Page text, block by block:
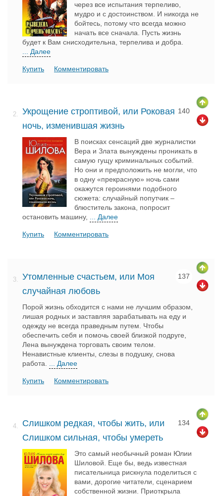
через все испытания терпеливо,
мудро и с достоинством. И никогда не
бойтесь, потому что всегда можно
начать все сначала. Пусть жизнь
будет к Вам снисходительна, терпелива и добра.
... Далее
Купить Комментировать
2.
Укрощение строптивой, или Роковая
ночь, изменившая жизнь
140
В поисках сенсаций две журналистки
Вера и Злата вынуждены проникать в
самую гущу криминальных событий.
Но они и предположить не могли, что
в одну «прекрасную» ночь сами
окажутся героинями подобного
сюжета: случайный попутчик –
блюститель закона, попросит
остановить машину,
... Далее
Купить Комментировать
3.
Утомленные счастьем, или Моя
случайная любовь
137
Порой жизнь обходится с нами не лучшим образом,
лишая родных и заставляя зарабатывать на еду и
одежду не всегда праведным путем. Чтобы
обеспечить себя и помочь своей близкой подруге,
Лена вынуждена торговать своим телом.
Ненавистные клиенты, слезы в подушку, снова
работа.
... Далее
Купить Комментировать
4.
Слишком редкая, чтобы жить, или
Слишком сильная, чтобы умереть
134
Это самый необычный роман Юлии
Шиловой. Еще бы, ведь известная
писательница рискнула поделиться с
вами, дорогие читатели, сценарием
собственной жизни. Приоткрыла